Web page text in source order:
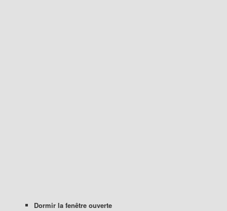
Dormir la fenêtre ouverte